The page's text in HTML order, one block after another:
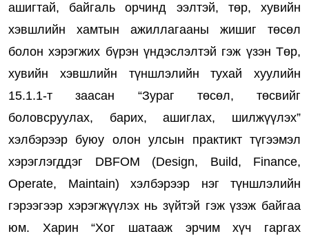
ашигтай, байгаль орчинд ээлтэй, төр, хувийн
хэвшлийн хамтын ажиллагааны жишиг төсөл
болон хэрэгжих бүрэн үндэслэлтэй гэж үзэн Төр,
хувийн хэвшлийн түншлэлийн тухай хуулийн
15.1.1-т заасан “Зураг төсөл, төсвийг
боловсруулах, барих, ашиглах, шилжүүлэх”
хэлбэрээр буюу олон улсын практикт түгээмэл
хэрэглэгддэг DBFOM (Design, Build, Finance,
Operate, Maintain) хэлбэрээр нэг түншлэлийн
гэрээгээр хэрэгжүүлэх нь зүйтэй гэж үзэж байгаа
юм. Харин “Хог шатааж эрчим хүч гаргах